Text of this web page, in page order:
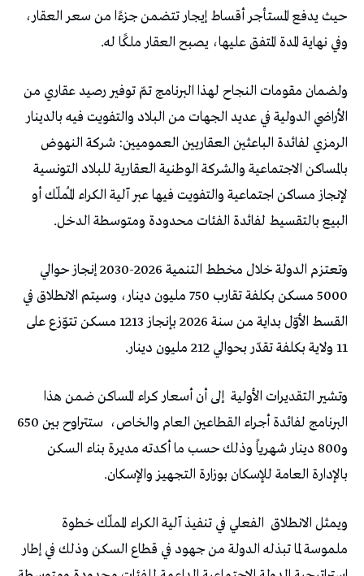
حيث يدفع المستأجر أقساط إيجار تتضمن جزءًا من سعر العقار،
وفي نهاية المدة المتفق عليها، يصبح العقار ملكًا له.
ولضمان مقومات النجاح لهذا البرنامج تمّ توفير رصيد عقاري من
الأراضي الدولية في عديد الجهات من البلاد والتفويت فيه بالدينار
الرمزي لفائدة الباعثين العقاريين العموميين: شركة النهوض
بالمساكن الاجتماعية والشركة الوطنية العقارية للبلاد التونسية
لإنجاز مساكن اجتماعية والتفويت فيها عبر آلية الكراء المُملّك أو
البيع بالتقسيط لفائدة الفئات محدودة ومتوسطة الدخل.
وتعتزم الدولة خلال مخطط التنمية 2026-2030 إنجاز حوالي
5000 مسكن بكلفة تقارب 750 مليون دينار، وسيتم الانطلاق في
القسط الأوّل بداية من سنة 2026 بإنجاز 1213 مسكن تتوّزع على
11 ولاية بكلفة تقدّر بحوالي 212 مليون دينار.
وتشير التقديرات الأولية إلى أن أسعار كراء المساكن ضمن هذا
البرنامج لفائدة أجراء القطاعين العام والخاص،
ستتراوح بين 650
و800 دينار شهرياً وذلك حسب ما أكدته مديرة بناء السكن
بالإدارة العامة للإسكان بوزارة التجهيز والإسكان.
ويمثل الانطلاق الفعلي في تنفيذ آلية الكراء المملّك خطوة
ملموسة لما تبذله الدولة من جهود في قطاع السكن وذلك في إطار